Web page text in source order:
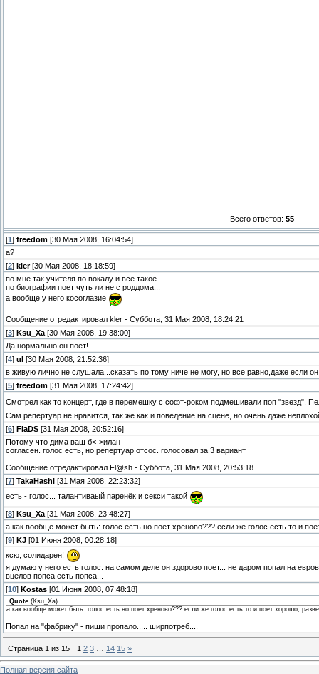
Всего ответов: 55
[1] freedom [30 Мая 2008, 16:04:54]
а?
[2] kler[30 Мая 2008, 18:18:59]
по мне так учителя по вокалу и все такое..
по биографии поет чуть ли не с роддома...
а вообще у него косоглазие
Сообщение отредактировал kler - Суббота, 31 Мая 2008, 18:24:21
[3] Ksu_Xa [30 Мая 2008, 19:38:00]
Да нормально он поет!
[4] ul [30 Мая 2008, 21:52:36]
в живую лично не слушала...сказать по тому ниче не могу, но все равно,даже если
[5] freedom [31 Мая 2008, 17:24:42]
Смотрел как то концерт, где в перемешку с софт-роком подмешивали поп "звезд".
Сам репертуар не нравится, так же как и поведение на сцене, но очень даже
[6] FlaDS [31 Мая 2008, 20:52:16]
Потому что дима ваш б<->илан
согласен. голос есть, но репертуар отсос. голосовал за 3 вариант
Сообщение отредактировал Fl@sh - Суббота, 31 Мая 2008, 20:53:18
[7] TakaHashi [31 Мая 2008, 22:23:32]
есть - голос... талантиваый паренёк и секси такой
[8] Ksu_Xa [31 Мая 2008, 23:48:27]
а как вообще может быть: голос есть но поет хреново??? если же голос есть то и
[9] KJ [01 Июня 2008, 00:28:18]
ксю, солидарен!
я думаю у него есть голос. на самом деле он здорово поет... не даром попал на
вцелов попса есть попса...
[10] Kostas [01 Июня 2008, 07:48:18]
Quote (Ksu_Xa)
а как вообще может быть: голос есть но поет хреново??? если же голос есть то и поет хорошо,
Попал на "фабрику" - пиши пропало..... ширпотреб....
Страница 1 из 15 1 2 3 14 15 »
Полная версия сайта